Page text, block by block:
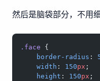
然后是脑袋部分，不用
.face {
    border-radius
:
    width
: 150px ;
    height
: 150px ;